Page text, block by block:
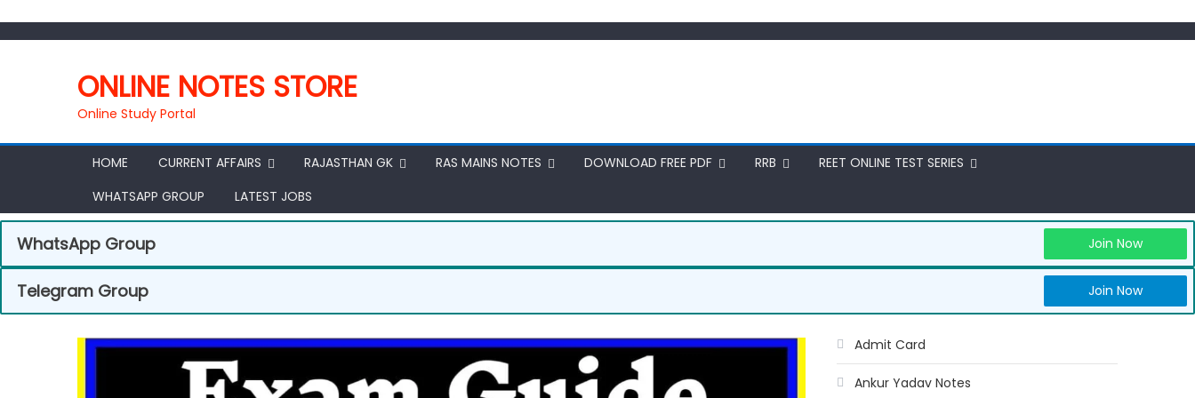
ONLINE NOTES STORE
Online Study Portal
HOME CURRENT AFFAIRS RAJASTHAN GK RAS MAINS NOTES DOWNLOAD FREE PDF RRB
REET ONLINE TEST SERIES
WHATSAPP GROUP
LATEST JOBS
WhatsApp Group Join Now
Telegram Group Join Now
Admit Card
Ankur Yadav Notes